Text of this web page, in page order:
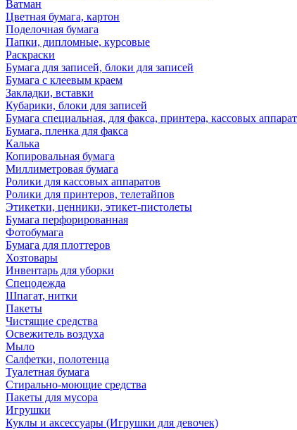
Ватман
Цветная бумага, картон
Поделочная бумага
Папки, дипломные, курсовые
Раскраски
Бумага для записей, блоки для записей
Бумага с клеевым краем
Закладки, вставки
Кубарики, блоки для записей
Бумага специальная, для факса, принтера, кассовых
Бумага, пленка для факса
Калька
Копировальная бумага
Миллиметровая бумага
Ролики для кассовых аппаратов
Ролики для принтеров, телетайпов
Этикетки, ценники, этикет-пистолеты
Бумага перфорированная
Фотобумага
Бумага для плоттеров
Хозтовары
Инвентарь для уборки
Спецодежда
Шпагат, нитки
Пакеты
Чистящие средства
Освежитель воздуха
Мыло
Салфетки, полотенца
Туалетная бумага
Стирально-моющие средства
Пакеты для мусора
Игрушки
Куклы и аксессуары (Игрушки для девочек)